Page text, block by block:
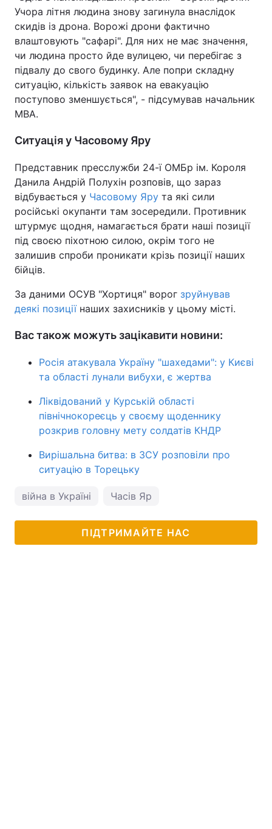
Тема оформлення
Учора літня людина знову загинула внаслідок
скидів із дрона. Ворожі дрони фактично
влаштовують "сафарі". Для них не має значення,
чи людина просто йде вулицею, чи перебігає з
підвалу до свого будинку. Але попри складну
ситуацію, кількість заявок на евакуацію
поступово зменшується", - підсумував начальник
МВА.
Ситуація у Часовому Яру
Представник пресслужби 24-ї ОМБр ім. Короля
Данила Андрій Полухін розповів, що зараз
відбувається у Часовому Яру та які сили
російські окупанти там зосередили. Противник
штурмує щодня, намагається брати наші позиції
під своєю піхотною силою, окрім того не
залишив спроби проникати крізь позиції наших
бійців.
За даними ОСУВ "Хортиця" ворог зруйнував
деякі позиції наших захисників у цьому місті.
Вас також можуть зацікавити новини:
Росія атакувала Україну "шахедами": у Києві
та області лунали вибухи, є жертва
Ліквідований у Курській області
північнокореєць у своєму щоденнику
розкрив головну мету солдатів КНДР
Вирішальна битва: в ЗСУ розповіли про
ситуацію в Торецьку
війна в Україні Часів Яр
ПІДТРИМАЙТЕ НАС